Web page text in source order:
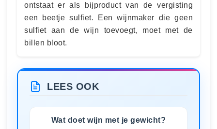
ontstaat er als bijproduct van de vergisting
een beetje sulfiet. Een wijnmaker die geen
sulfiet aan de wijn toevoegt, moet met de
billen bloot.
LEES OOK
Wat doet wijn met je gewicht?